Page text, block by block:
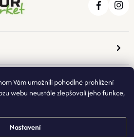
Vám umožnili pohodlné prohlížení
webu neustále zlepšovali jeho funkce,
Nastavení